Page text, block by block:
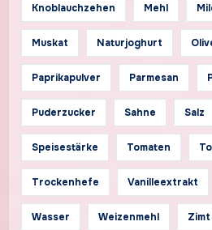
Knoblauchzehen Mehl
Muskat Naturjoghurt
Paprikapulver Parmesan
Puderzucker Sahne Salz
Speisestärke Tomaten
Trockenhefe Vanilleextrakt
Wasser Weizenmehl Zimt